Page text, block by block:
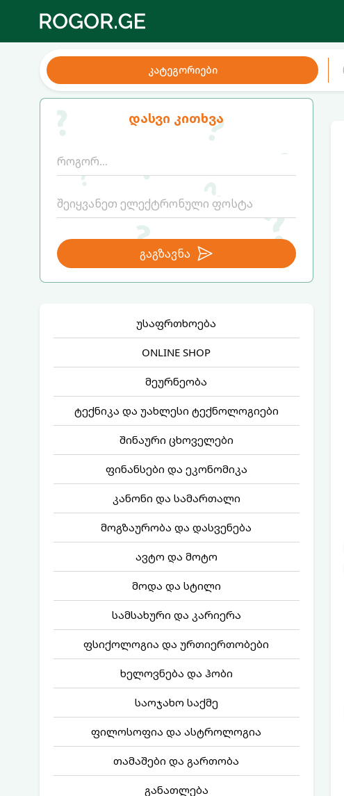
კატეგორიები
დასვი კითხვა
გაგზავნა
უსაფრთხოება
ONLINE SHOP
მეურნეობა
ტექნიკა და უახლესი ტექნოლოგიები
შინაური ცხოველები
ფინანსები და ეკონომიკა
კანონი და სამართალი
მოგზაურობა და დასვენება
ავტო და მოტო
მოდა და სტილი
სამსახური და კარიერა
ფსიქოლოგია და ურთიერთობები
ხელოვნება და ჰობი
საოჯახო საქმე
ფილოსოფია და ასტროლოგია
თამაშები და გართობა
განათლება